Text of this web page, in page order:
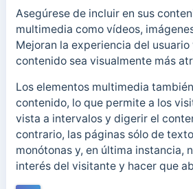
Asegúrese de incluir en sus
multimedia como vídeos,
Mejoran la experiencia del usuario
contenido sea visualmente más
Los elementos multimedia
contenido, lo que permite a los
vista a intervalos y digerir el
contrario, las páginas sólo de
monótonas y, en última instancia,
interés del visitante y hacer que